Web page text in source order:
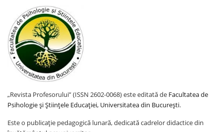
„Revista Profesorului” (ISSN 2602-0068) este editată de Facultatea de
Psihologie și Științele Educației, Universitatea din București.
Este o publicație pedagogică lunară, dedicată cadrelor didactice din